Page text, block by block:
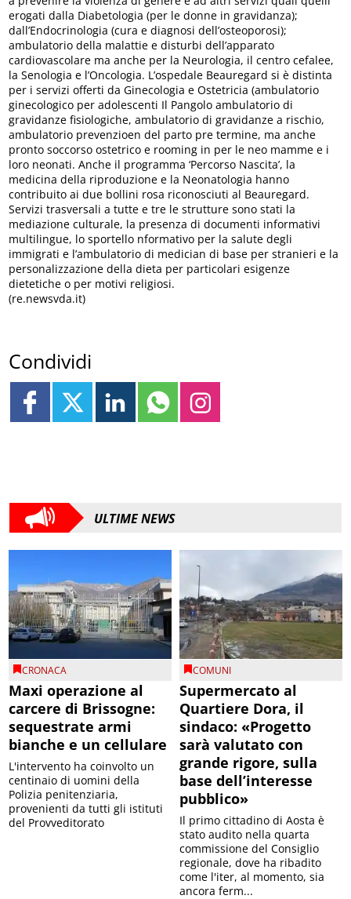
erogati dalla Diabetologia (per le donne in gravidanza);
dall’Endocrinologia (cura e diagnosi dell’osteoporosi);
ambulatorio della malattie e disturbi dell’apparato
cardiovascolare ma anche per la Neurologia, il centro cefalee,
la Senologia e l’Oncologia. L’ospedale Beauregard si è distinta
per i servizi offerti da Ginecologia e Ostetricia (ambulatorio
ginecologico per adolescenti Il Pangolo ambulatorio di
gravidanze fisiologiche, ambulatorio di gravidanze a rischio,
ambulatorio prevenzioen del parto pre termine, ma anche
pronto soccorso ostetrico e rooming in per le neo mamme e i
loro neonati. Anche il programma ‘Percorso Nascita’, la
medicina della riproduzione e la Neonatologia hanno
contribuito ai due bollini rosa riconosciuti al Beauregard.
Servizi trasversali a tutte e tre le strutture sono stati la
mediazione culturale, la presenza di documenti informativi
multilingue, lo sportello nformativo per la salute degli
immigrati e l’ambulatorio di medician di base per stranieri e la
personalizzazione della dieta per particolari esigenze
dietetiche o per motivi religiosi.
(re.newsvda.it)
Condividi
ULTIME NEWS
CRONACA
Maxi operazione al
carcere di Brissogne:
sequestrate armi
bianche e un cellulare
L'intervento ha coinvolto un
centinaio di uomini della
Polizia penitenziaria,
provenienti da tutti gli istituti
del Provveditorato
COMUNI
Supermercato al
Quartiere Dora, il
sindaco: «Progetto
sarà valutato con
grande rigore, sulla
base dell’interesse
pubblico»
Il primo cittadino di Aosta è
stato audito nella quarta
commissione del Consiglio
regionale, dove ha ribadito
come l'iter, al momento, sia
ancora ferm...